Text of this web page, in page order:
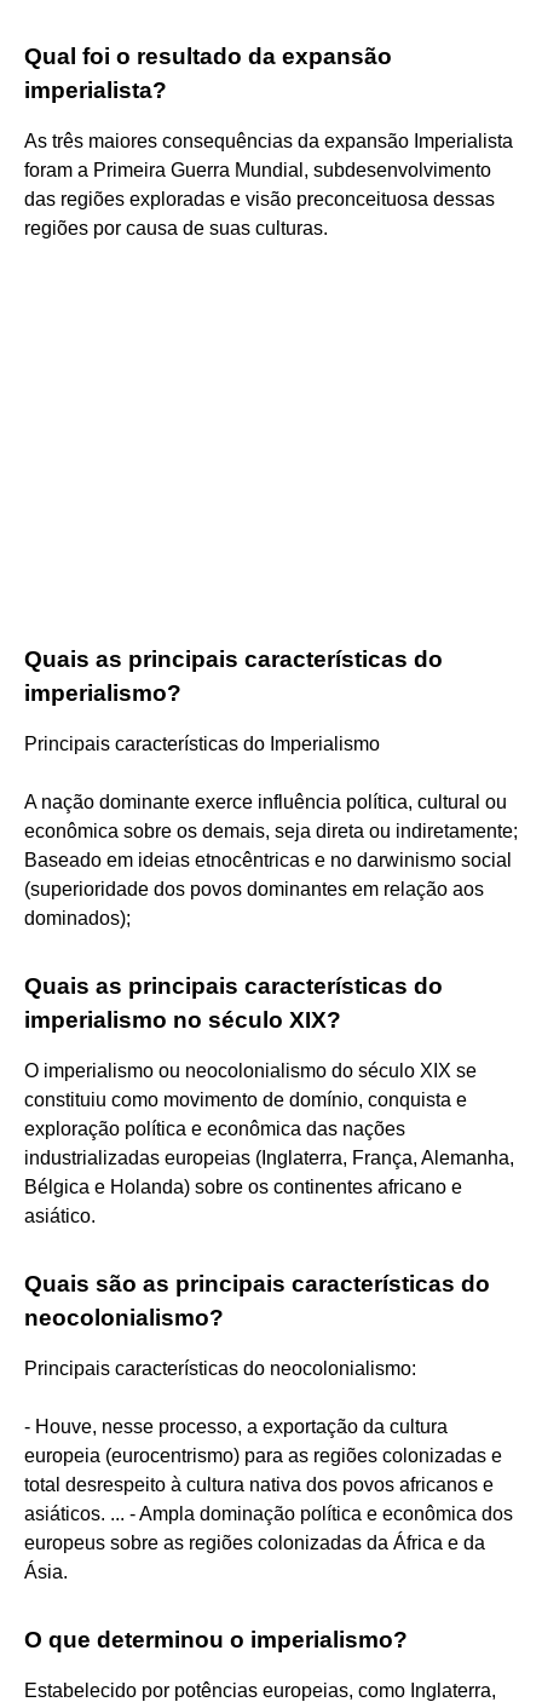
Qual foi o resultado da expansão
imperialista?
As três maiores consequências da expansão Imperialista
foram a Primeira Guerra Mundial, subdesenvolvimento
das regiões exploradas e visão preconceituosa dessas
regiões por causa de suas culturas.
Quais as principais características do
imperialismo?
Principais características do Imperialismo
A nação dominante exerce influência política, cultural ou
econômica sobre os demais, seja direta ou indiretamente;
Baseado em ideias etnocêntricas e no darwinismo social
(superioridade dos povos dominantes em relação aos
dominados);
Quais as principais características do
imperialismo no século XIX?
O imperialismo ou neocolonialismo do século XIX se
constituiu como movimento de domínio, conquista e
exploração política e econômica das nações
industrializadas europeias (Inglaterra, França, Alemanha,
Bélgica e Holanda) sobre os continentes africano e
asiático.
Quais são as principais características do
neocolonialismo?
Principais características do neocolonialismo:
- Houve, nesse processo, a exportação da cultura
europeia (eurocentrismo) para as regiões colonizadas e
total desrespeito à cultura nativa dos povos africanos e
asiáticos. ... - Ampla dominação política e econômica dos
europeus sobre as regiões colonizadas da África e da
Ásia.
O que determinou o imperialismo?
Estabelecido por potências europeias, como Inglaterra,